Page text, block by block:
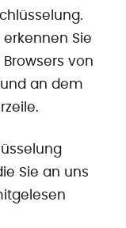
Sie
von
an dem
Sie an uns